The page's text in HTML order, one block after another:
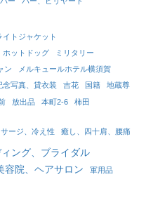
イトジャケット
ホットドッグ
ミリタリー
ン
メルキュールホテル横須賀
念写真、貸衣装 吉花 国籍 地蔵尊
放出品 本町2-6 柿田
ージ、冷え性 癒し、四十肩、腰痛
ング、ブライダル
容院、ヘアサロン
軍用品